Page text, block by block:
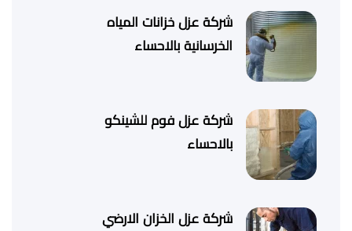
شركة عزل خزانات المياه
الخرسانية بالاحساء
شركة عزل فوم للشينكو
بالاحساء
شركة عزل الخزان الارضي